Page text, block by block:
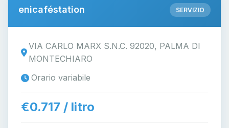
enicaféstation SERVIZIO
VIA CARLO MARX S.N.C. 92020, PALMA DI
MONTECHIARO
Orario variabile
€0.717 / litro